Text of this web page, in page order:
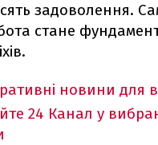
задоволення.
стане
новини для
24 Канал у